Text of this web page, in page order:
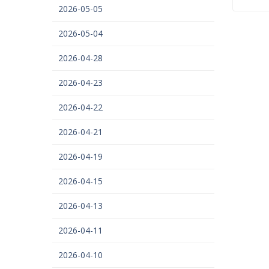
2026-05-05
2026-05-04
2026-04-28
2026-04-23
2026-04-22
2026-04-21
2026-04-19
2026-04-15
2026-04-13
2026-04-11
2026-04-10